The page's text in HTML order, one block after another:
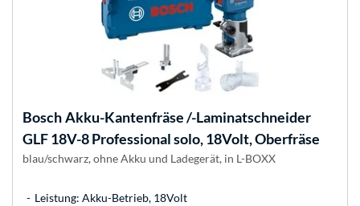
BoschAkku-Kantenfräse /-Laminatschneider
GLF 18V-8 Professional solo, 18Volt, Oberfräse
blau/schwarz, ohne Akku und Ladegerät, in L-BOXX
Leistung: Akku-Betrieb, 18Volt